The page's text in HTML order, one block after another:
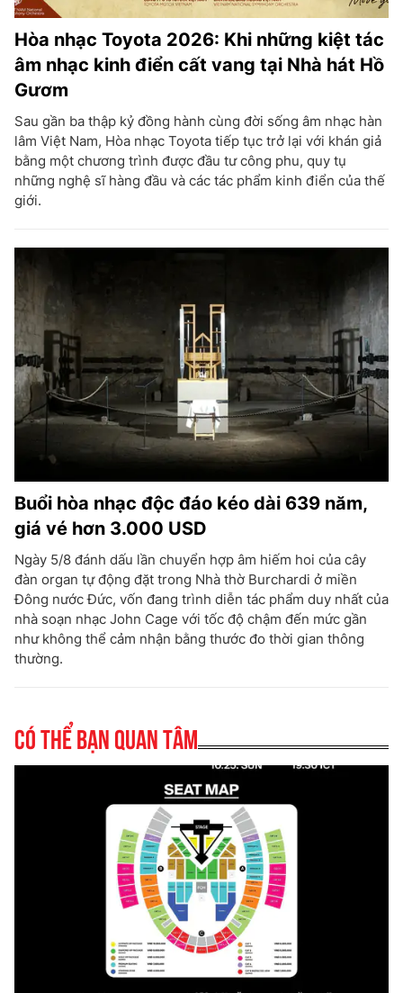
Hòa nhạc Toyota 2026: Khi những kiệt tác
âm nhạc kinh điển cất vang tại Nhà hát Hồ
Gươm
Sau gần ba thập kỷ đồng hành cùng đời sống âm nhạc hàn
lâm Việt Nam, Hòa nhạc Toyota tiếp tục trở lại với khán giả
bằng một chương trình được đầu tư công phu, quy tụ
những nghệ sĩ hàng đầu và các tác phẩm kinh điển của thế
giới.
Buổi hòa nhạc độc đáo kéo dài 639 năm,
giá vé hơn 3.000 USD
Ngày 5/8 đánh dấu lần chuyển hợp âm hiếm hoi của cây
đàn organ tự động đặt trong Nhà thờ Burchardi ở miền
Đông nước Đức, vốn đang trình diễn tác phẩm duy nhất của
nhà soạn nhạc John Cage với tốc độ chậm đến mức gần
như không thể cảm nhận bằng thước đo thời gian thông
thường.
Có thể bạn quan tâm